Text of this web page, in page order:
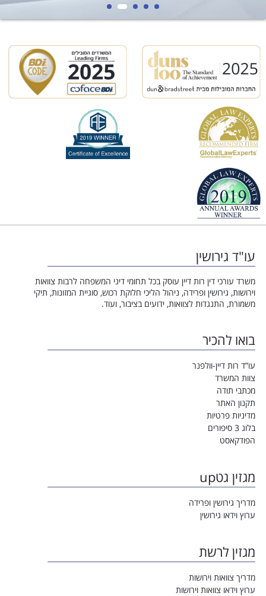
עו"ד גירושין
משרד עורכי דין רות דיין עוסק בכל תחומי דיני המשפחה לרבות צוואות
וירושות, גירושין ופרידה, ניהול הליכי חלוקת רכוש, סוגיית המזונות, תיקי
משמורת, התנגדות לצוואות, ידועים בציבור, ועוד.
בואו להכיר
עו”ד רות דיין-וולפנר
צוות המשרד
מכתבי תודה
תקנון האתר
מדיניות פרטיות
בלוג 3 סיפורים
הפודקאסט
מגזין גטup
מדריך גירושין ופרידה
ערוץ וידאו גירושין
מגזין לרשת
מדריך צוואות וירושות
ערוץ וידאו צוואות וירושות